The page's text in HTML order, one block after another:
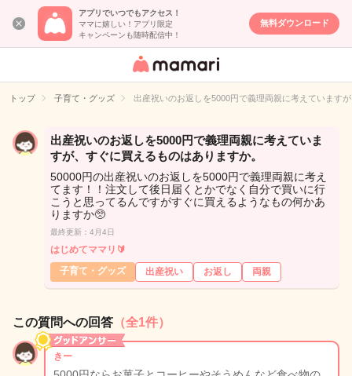
アプリでいつでもアクセス！
ママに嬉しい！アプリ限定
キャンペーンも随時配信中！
無料ダウンロード
女性専用匿名QA
イト
トップ 子育て・グッズ 出産祝いのお返しを5000円で義理両親に考えています
出産祝いのお返しを5000円で義理両親に考えていま
すが、すぐに買えるものはありますか。
50000円の出産祝いのお返しを5000円で義理両親に考え
てます！！注文して後日届くとかでなく自分で買いに行
こうと思ってるんですがすぐに買えるようなもの何かあ
りますか🥺
最終更新：4月4日
はじめてママリ🔰
子育て・グッズ
出産祝い お返し 両親
この質問への回答 （全1件）
きー